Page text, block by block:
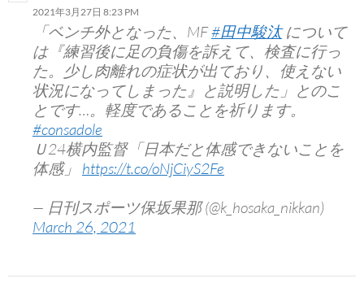
2021年3月27日 8:23 PM
「ベンチ外となった、MF#田中駿汰について
は『練習後に足の負傷を訴えて、検査に行っ
た。少し肉離れの症状が出ており、使えない
状況になってしまった』と説明した」とのこ
とです…。軽度であることを祈ります。
#consadole
Ｕ24横内監督「日本だと体感できないことを
体感」 https://t.co/oNjCiyS2Fe
— 日刊スポーツ保坂果那 (@k_hosaka_nikkan)
March 26, 2021